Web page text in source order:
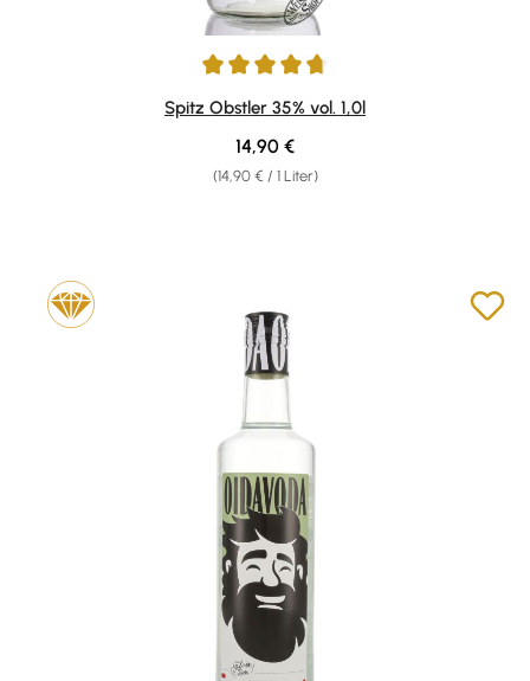
Durchschnittliche Bewertung von 4.78 von 5 Sternen
Spitz Obstler 35% vol. 1,0l
(14,90 € / 1 Liter)
Regulärer Preis:
14,90 €